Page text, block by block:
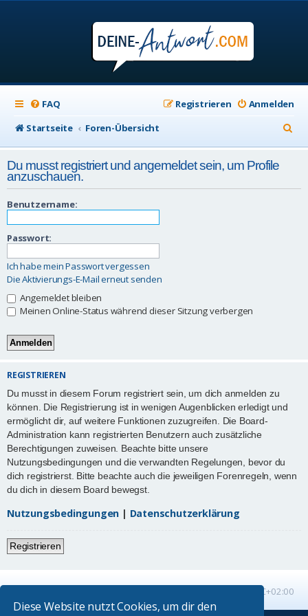
Diese Website nutzt Cookies, um dir den
FAQ Anmelden
Registrieren
Startseite
Foren-Übersicht
u
h
Du musst registriert und angemeldet sein, um Profile
anzuschauen.
Benutzername:
Passwort:
Ich habe mein Passwort vergessen
Die Aktivierungs-E-Mail erneut senden
Angemeldet bleiben
Meinen Online-Status während dieser Sitzung verbergen
REGISTRIEREN
Du musst in diesem Forum registriert sein, um dich anmelden zu
können. Die Registrierung ist in wenigen Augenblicken erledigt und
ermöglicht dir, auf weitere Funktionen zuzugreifen. Die Board-
Administration kann registrierten Benutzern auch zusätzliche
Berechtigungen zuweisen. Beachte bitte unsere
Nutzungsbedingungen und die verwandten Regelungen, bevor du
dich registrierst. Bitte beachte auch die jeweiligen Forenregeln, wenn
du dich in diesem Board bewegst.
Nutzungsbedingungen | Datenschutzerklärung
Registrieren
UTC+02:00